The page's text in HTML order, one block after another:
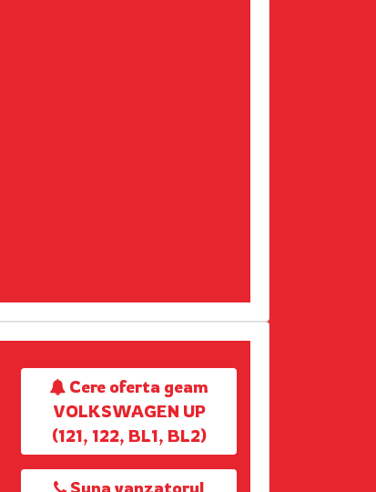
Cere oferta geam
VOLKSWAGEN UP
(121, 122, BL1, BL2)
Suna vanzatorul